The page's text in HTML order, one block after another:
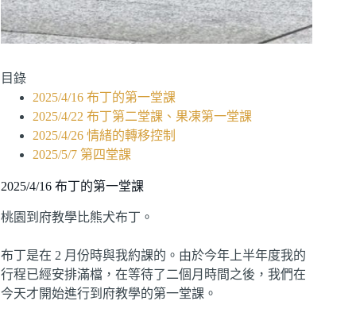
目錄
2025/4/16 布丁的第一堂課
2025/4/22 布丁第二堂課、果凍第一堂課
2025/4/26 情緒的轉移控制
2025/5/7 第四堂課
2025/4/16 布丁的第一堂課
桃園到府教學比熊犬布丁。
布丁是在 2 月份時與我約課的。由於今年上半年度我的
行程已經安排滿檔，在等待了二個月時間之後，我們在
今天才開始進行到府教學的第一堂課。